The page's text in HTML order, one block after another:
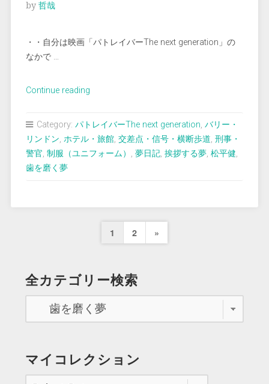
by 哲哉
・・自分は映画「パトレイバーThe next generation」の
なかで …
Continue reading“＜
イ
動
員
と
て
駆
Category: パトレイバーThe next generation, バリー・
リンドン, ホテル・旅館, 交差点・信号・横断歩道, 刑事・
警官, 制服（ユニフォーム） , 夢日記, 挨拶する夢, 松平健,
歯を磨く夢
投
の
ペ
ー
送
り
1 2
Next
»
全カテゴリー検索
マイコレクション